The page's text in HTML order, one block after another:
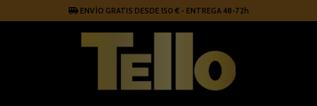
ENVÍO GRATIS DESDE 150 € - ENTREGA 48-72h